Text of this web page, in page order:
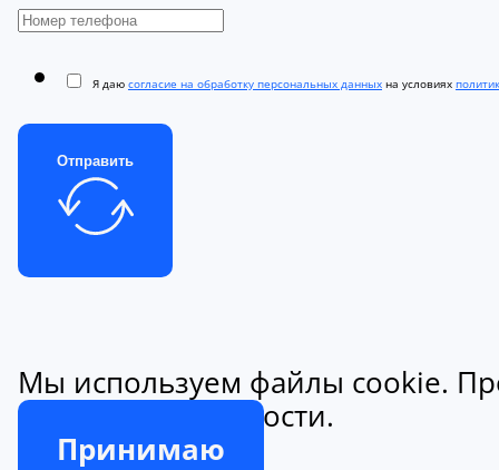
Я даю согласие на обработку персональных данных на условиях
Отправить
Мы используем файлы cookie.
конфиденциальности.
Принимаю